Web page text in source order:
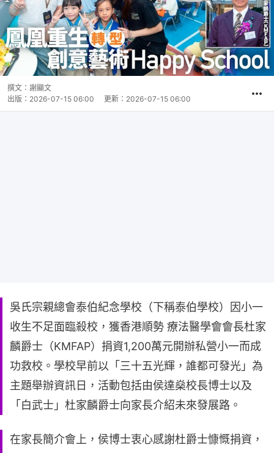
撰文： 謝顯文
出版： 2026-07-15 06:00 更新： 2026-07-15 06:00
吳⽒宗親總會泰伯紀念學校（下稱泰伯學校）因小⼀
收⽣不⾜面臨殺校，獲香港順勢 療法醫學會會長杜家
麟爵⼠（KMFAP）捐資1,200萬元開辦私營小⼀⽽成
功救校。學校早前以「三⼗五光輝，誰都可發光」為
主題舉辦資訊日，活動包括由侯達燊校長博⼠以及
「白武⼠」杜家麟爵⼠向家長介紹未來發展路。
在家長簡介會上，侯博⼠衷⼼感謝杜爵⼠慷慨捐資，